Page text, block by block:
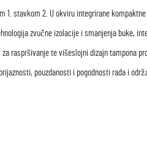
1. stavkom 2. U okviru integrirane
zvučne izolacije i smanjenja buke,
raspršivanje te višeslojni dizajn tampona
pouzdanosti i pogodnosti rada i